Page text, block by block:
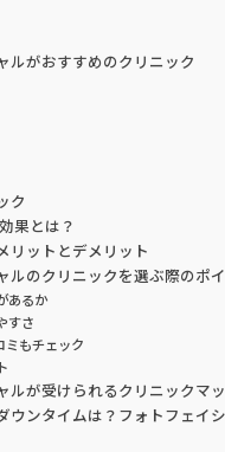
ルがおすすめのクリニック
ク
果とは？
リットとデメリット
ルのクリニックを選ぶ際のポ
あるか
すさ
もチェック
ルが受けられるクリニックマ
ウンタイムは？フォトフェイ